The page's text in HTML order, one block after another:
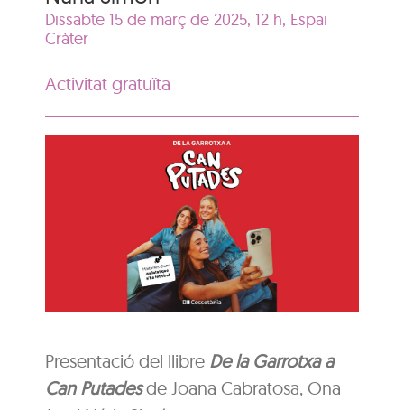
Dissabte 15 de març de 2025, 12 h, Espai
Cràter
Activitat gratuïta
Presentació del llibre De la Garrotxa a
Can Putadesde Joana Cabratosa, Ona